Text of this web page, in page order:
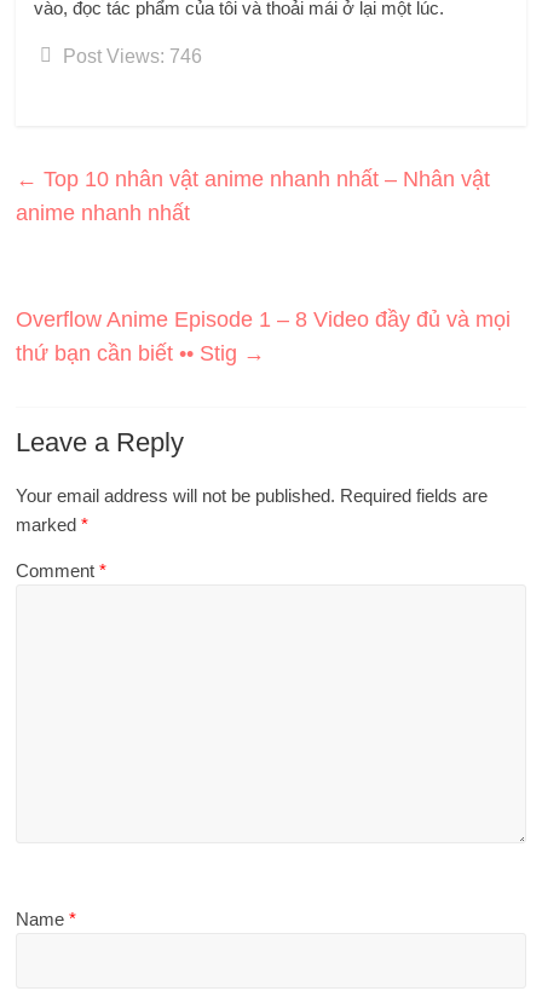
vào, đọc tác phẩm của tôi và thoải mái ở lại một lúc.
Post Views: 746
← Top 10 nhân vật anime nhanh nhất – Nhân vật
anime nhanh nhất
Overflow Anime Episode 1 – 8 Video đầy đủ và mọi
thứ bạn cần biết •• Stig →
Leave a Reply
Your email address will not be published. Required fields are
marked*
Comment*
Name*